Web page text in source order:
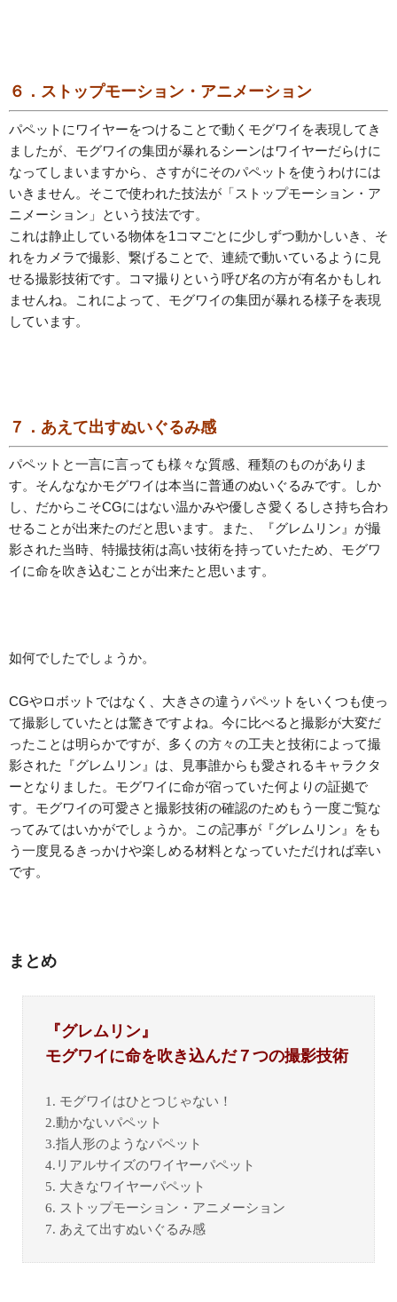
６．ストップモーション・アニメーション
パペットにワイヤーをつけることで動くモグワイを表現してき
ましたが、モグワイの集団が暴れるシーンはワイヤーだらけに
なってしまいますから、さすがにそのパペットを使うわけには
いきません。そこで使われた技法が「ストップモーション・ア
ニメーション」という技法です。
これは静止している物体を1コマごとに少しずつ動かしいき、そ
れをカメラで撮影、繋げることで、連続で動いているように見
せる撮影技術です。コマ撮りという呼び名の方が有名かもしれ
ませんね。これによって、モグワイの集団が暴れる様子を表現
しています。
７．あえて出すぬいぐるみ感
パペットと一言に言っても様々な質感、種類のものがありま
す。そんななかモグワイは本当に普通のぬいぐるみです。しか
し、だからこそCGにはない温かみや優しさ愛くるしさ持ち合わ
せることが出来たのだと思います。また、『グレムリン』が撮
影された当時、特撮技術は高い技術を持っていたため、モグワ
イに命を吹き込むことが出来たと思います。
如何でしたでしょうか。
CGやロボットではなく、大きさの違うパペットをいくつも使っ
て撮影していたとは驚きですよね。今に比べると撮影が大変だ
ったことは明らかですが、多くの方々の工夫と技術によって撮
影された『グレムリン』は、見事誰からも愛されるキャラクタ
ーとなりました。モグワイに命が宿っていた何よりの証拠で
す。モグワイの可愛さと撮影技術の確認のためもう一度ご覧な
ってみてはいかがでしょうか。この記事が『グレムリン』をも
う一度見るきっかけや楽しめる材料となっていただければ幸い
です。
まとめ
『グレムリン』
モグワイに命を吹き込んだ７つの撮影技術
1. モグワイはひとつじゃない！
2.動かないパペット
3.指人形のようなパペット
4.リアルサイズのワイヤーパペット
5. 大きなワイヤーパペット
6. ストップモーション・アニメーション
7. あえて出すぬいぐるみ感